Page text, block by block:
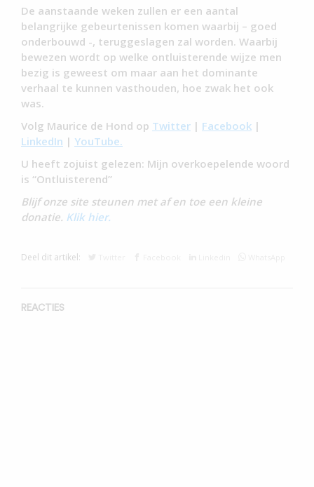
De aanstaande weken zullen er een aantal
belangrijke gebeurtenissen komen waarbij – goed
onderbouwd -, teruggeslagen zal worden. Waarbij
bewezen wordt op welke ontluisterende wijze men
bezig is geweest om maar aan het dominante
verhaal te kunnen vasthouden, hoe zwak het ook
was.
Volg Maurice de Hond op Twitter | Facebook |
LinkedIn | YouTube.
U heeft zojuist gelezen: Mijn overkoepelende woord
is “Ontluisterend”
Blijf onze site steunen met af en toe een kleine
donatie. Klik hier.
Deel dit artikel:
REACTIES